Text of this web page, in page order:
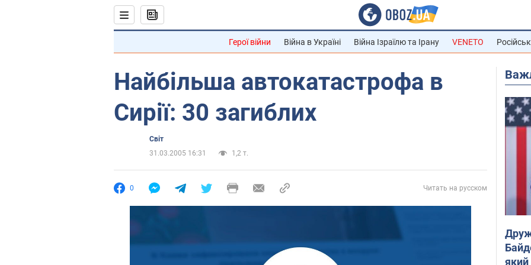
Герої війни Війна в Україні Війна Ізраїлю та Ірану VENETO
Найбільша автокатастрофа в
Сирії: 30 загиблих
Світ
31.03.2005 16:31
1,2 т.
0 Читать на русском
який